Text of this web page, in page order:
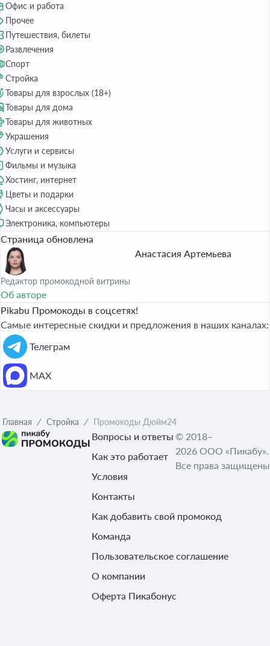
Офис и работа
Прочее
Путешествия, билеты
Развлечения
Спорт
Стройка
Товары для взрослых (18+)
Товары для дома
Товары для животных
Украшения
Услуги и сервисы
Фильмы и музыка
Хостинг, интернет
Цветы и подарки
Часы и аксессуары
Электроника, компьютеры
Страница обновлена
Анастасия Артемьева
Редактор промокодной витрины
Об авторе
Pikabu Промокоды в соцсетях!
Самые интересные скидки и предложения в наших каналах:
Телеграм
МАХ
Главная Стройка Промокоды Дюйм24
Вопросы и ответы
Как это работает
Условия
Контакты
Как добавить свой промокод
Команда
Пользовательское соглашение
О компании
Оферта Пикабонус
© 2018–
2026 ООО «Пикабу».
Все права защищены